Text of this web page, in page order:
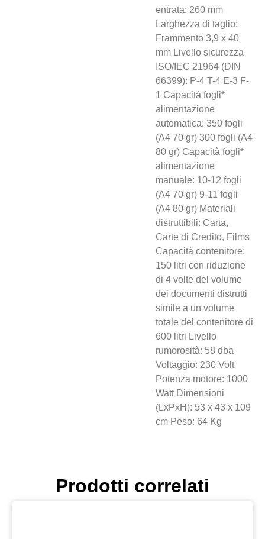
entrata: 260 mm
Larghezza di taglio:
Frammento 3,9 x 40
mm Livello sicurezza
ISO/IEC 21964 (DIN
66399): P-4 T-4 E-3 F-
1 Capacità fogli*
alimentazione
automatica: 350 fogli
(A4 70 gr) 300 fogli (A4
80 gr) Capacità fogli*
alimentazione
manuale: 10-12 fogli
(A4 70 gr) 9-11 fogli
(A4 80 gr) Materiali
distruttibili: Carta,
Carte di Credito, Films
Capacità contenitore:
150 litri con riduzione
di 4 volte del volume
dei documenti distrutti
simile a un volume
totale del contenitore di
600 litri Livello
rumorosità: 58 dba
Voltaggio: 230 Volt
Potenza motore: 1000
Watt Dimensioni
(LxPxH): 53 x 43 x 109
cm Peso: 64 Kg
Prodotti correlati